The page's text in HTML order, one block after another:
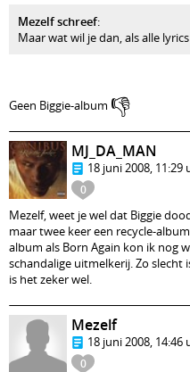
Mezelf schreef:
Maar wat wil je dan, als alle
Geen Biggie-album 👎
0
MJ_DA_MAN
18 juni 2008, 11:29
Mezelf, weet je wel dat Biggie
maar twee keer een recycle-
album als Born Again kon ik nog
schandalige uitmelkerij. Zo slecht
is het zeker wel.
0
Mezelf
18 juni 2008, 14:46